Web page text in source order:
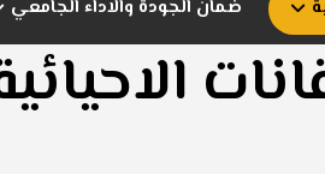
ضمان الجودة والاداء الجامعي